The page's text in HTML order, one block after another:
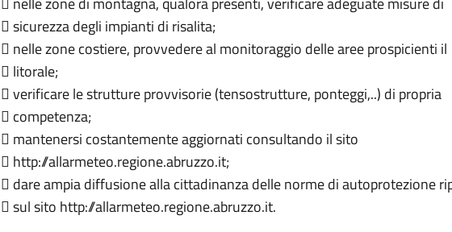
 sicurezza degli impianti di risalita;
 nelle zone costiere, provvedere al monitoraggio delle aree prospicienti il
 litorale;
 verificare le strutture provvisorie (tensostrutture, ponteggi,..) di propria
 competenza;
 mantenersi costantemente aggiornati consultando il sito
 http://allarmeteo.regione.abruzzo.it;
 dare ampia diffusione alla cittadinanza delle norme di autoprotezione
 sul sito http://allarmeteo.regione.abruzzo.it.